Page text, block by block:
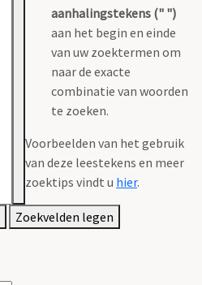
aanhalingstekens (" ")
aan het begin en einde
van uw zoektermen om
naar de exacte
combinatie van woorden
te zoeken.
Voorbeelden van het gebruik
van deze leestekens en meer
zoektips vindt u hier.
Zoekvelden legen